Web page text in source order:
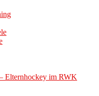
Elternhockey im RWK